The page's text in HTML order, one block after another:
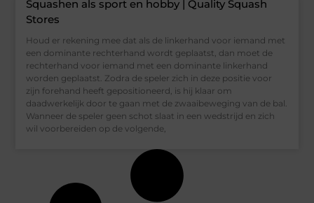
Squashen als sport en hobby | Quality Squash
Stores
Houd er rekening mee dat als de linkerhand voor iemand met
een dominante rechterhand wordt geplaatst, dan moet de
rechterhand voor iemand met een dominante linkerhand
worden geplaatst. Zodra de speler zich in deze positie voor
zijn forehand heeft gepositioneerd, is hij klaar om
daadwerkelijk door te gaan met de zwaaibeweging van de bal.
Wanneer de speler geen schot slaat in een wedstrijd en zich
wil voorbereiden op de volgende,